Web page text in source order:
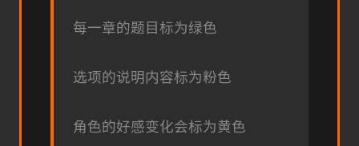
每一章的题目标为绿色
选项的说明内容标为粉色
角色的好感变化会标为黄色